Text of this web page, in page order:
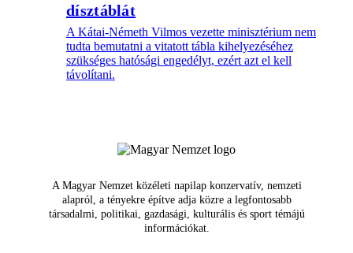
dísztáblát
A Kátai-Németh Vilmos vezette minisztérium nem
tudta bemutatni a vitatott tábla kihelyezéséhez
szükséges hatósági engedélyt, ezért azt el kell
távolítani.
A Magyar Nemzet közéleti napilap konzervatív, nemzeti
alapról, a tényekre építve adja közre a legfontosabb
társadalmi, politikai, gazdasági, kulturális és sport témájú
információkat.